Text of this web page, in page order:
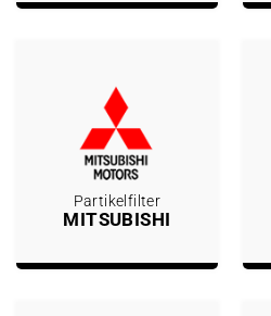
Partikelfilter
MITSUBISHI